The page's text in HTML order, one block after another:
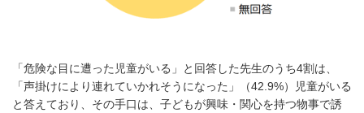
「危険な目に遭った児童がいる」と回答した先生のうち4割は、
「声掛けにより連れていかれそうになった」（42.9%）児童がいる
と答えており、その手口は、子どもが興味・関心を持つ物事で誘